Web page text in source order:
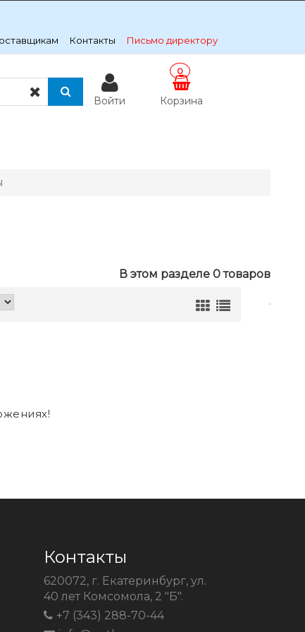
Контакты Письмо директору
Войти Корзина
0
В этом разделе 0 товаров
Контакты
620072, г. Екатеринбург, ул.
40 лет Комсомола, 2 "Б".
+7 (343) 288-70-44